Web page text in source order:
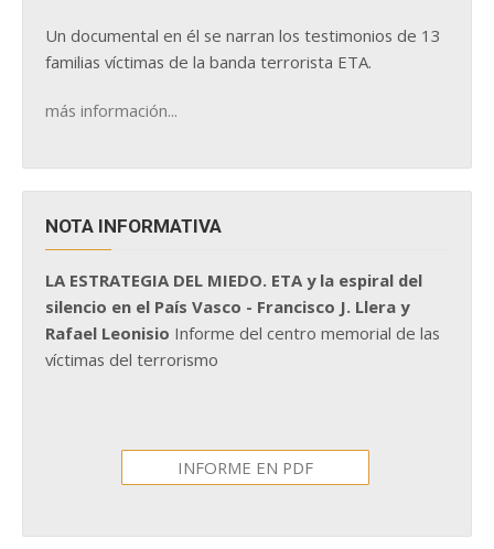
Un documental en él se narran los testimonios de 13
familias víctimas de la banda terrorista ETA.
más información...
NOTA INFORMATIVA
LA ESTRATEGIA DEL MIEDO. ETA y la espiral del
silencio en el País Vasco - Francisco J. Llera y
Rafael Leonisio Informe del centro memorial de las
víctimas del terrorismo
INFORME EN PDF